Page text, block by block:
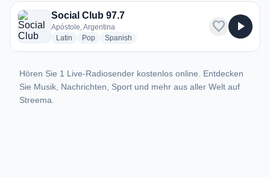
1 Radiosender aus Apóstole
Social Club 97.7
Apóstole, Argentina
Latin radio stations
Popradio stations
Spanish
favorite play_arrow
Hören Sie 1 Live-Radiosender kostenlos online. Entdecken
Sie Musik, Nachrichten, Sport und mehr aus aller Welt auf
Streema.